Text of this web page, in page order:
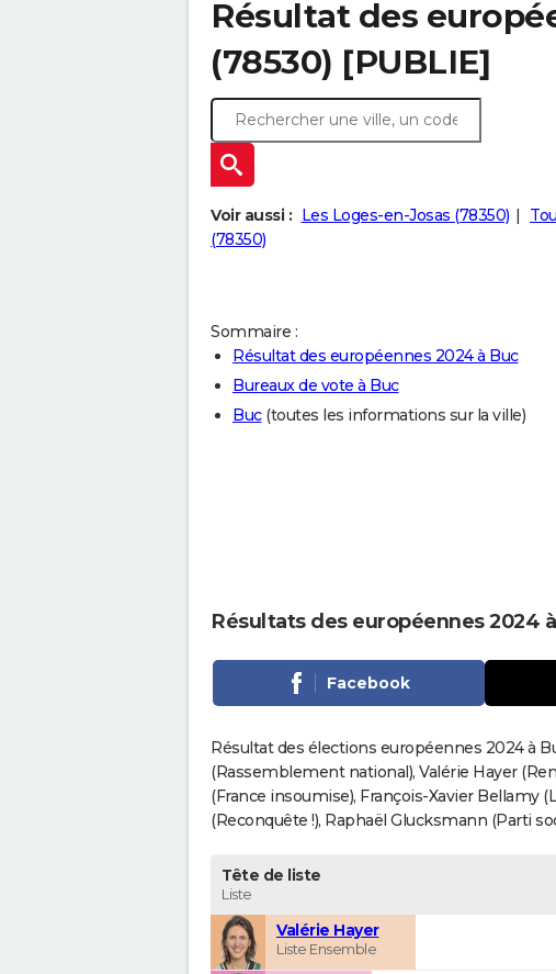
Résultat des
(78530) [PUBLIE]
Voir aussi : Les Loges-en-Josas (78350)
(78350)
Sommaire :
Résultat des européennes 2024 à Buc
Bureaux de vote à Buc
Buc(toutes les informations sur la ville)
Résultats des européennes 2024
Facebook
Résultat des élections européennes 2024 à
(Rassemblement national), Valérie Hayer
(France insoumise), François-Xavier Bellamy
(Reconquête !), Raphaël Glucksmann (Parti
Tête de liste
Liste
Valérie Hayer
Liste Ensemble